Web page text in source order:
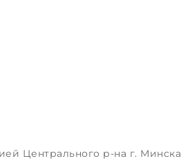
Центрального р-на г. Минска